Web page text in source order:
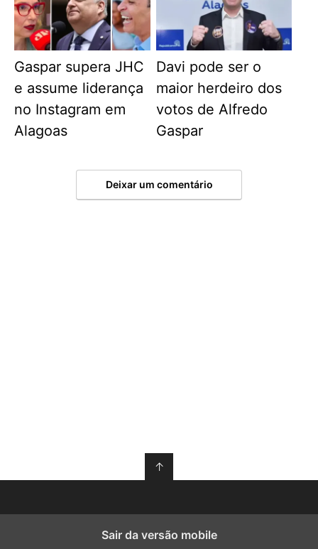
Gaspar supera JHC
e assume liderança
no Instagram em
Alagoas
Davi pode ser o
maior herdeiro dos
votos de Alfredo
Gaspar
Deixar um comentário
↑
Sair da versão mobile